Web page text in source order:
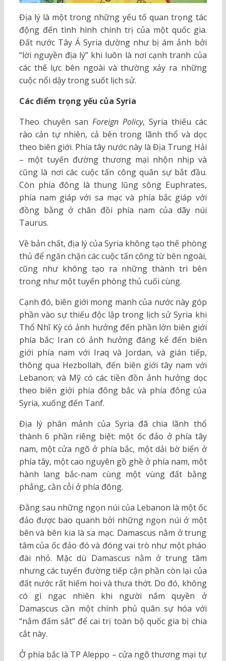
Địa lý là một trong những yếu tố quan trọng tác
động đến tình hình chính trị của một quốc gia.
Đất nước Tây Á Syria dường như bị ám ảnh bởi
“lời nguyền địa lý” khi luôn là nơi cạnh tranh của
các thế lực bên ngoài và thường xảy ra những
cuộc nổi dậy trong suốt lịch sử.
Các điểm trọng yếu của Syria
Theo chuyên san Foreign Policy, Syria thiếu các
rào cản tự nhiên, cả bên trong lãnh thổ và dọc
theo biên giới. Phía tây nước này là Địa Trung Hải
– một tuyến đường thương mại nhộn nhịp và
cũng là nơi các cuộc tấn công quân sự bắt đầu.
Còn phía đông là thung lũng sông Euphrates,
phía nam giáp với sa mạc và phía bắc giáp với
đồng bằng ở chân đồi phía nam của dãy núi
Taurus.
Về bản chất, địa lý của Syria không tạo thế phòng
thủ để ngăn chặn các cuộc tấn công từ bên ngoài,
cũng như không tạo ra những thành trì bên
trong như một tuyến phòng thủ cuối cùng.
Cạnh đó, biên giới mong manh của nước này góp
phần vào sự thiếu độc lập trong lịch sử Syria khi
Thổ Nhĩ Kỳ có ảnh hưởng đến phần lớn biên giới
phía bắc; Iran có ảnh hưởng đáng kể đến biên
giới phía nam với Iraq và Jordan, và gián tiếp,
thông qua Hezbollah, đến biên giới tây nam với
Lebanon; và Mỹ có các tiền đồn ảnh hưởng dọc
theo biên giới phía đông bắc và phía đông của
Syria, xuống đến Tanf.
Địa lý phân mảnh của Syria đã chia lãnh thổ
thành 6 phần riêng biệt: một ốc đảo ở phía tây
nam, một cửa ngõ ở phía bắc, một dải bờ biển ở
phía tây, một cao nguyên gồ ghề ở phía nam, một
hành lang bắc-nam cùng một vùng đất bằng
phẳng, cằn cỗi ở phía đông.
Đằng sau những ngọn núi của Lebanon là một ốc
đảo được bao quanh bởi những ngọn núi ở một
bên và bên kia là sa mạc. Damascus nằm ở trung
tâm của ốc đảo đó và đóng vai trò như một pháo
đài nhỏ. Mặc dù Damascus nằm ở trung tâm
nhưng các tuyến đường tiếp cận phần còn lại của
đất nước rất hiếm hoi và thưa thớt. Do đó, không
có gì ngạc nhiên khi người nắm quyền ở
Damascus cần một chính phủ quân sự hóa với
“nắm đấm sắt” để cai trị toàn bộ quốc gia bị chia
cắt này.
Ở phía bắc là TP Aleppo – cửa ngõ thương mại tự